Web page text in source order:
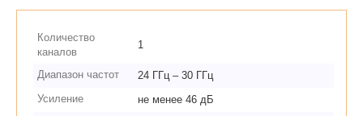
Количество
каналов
1
Диапазон частот
24 ГГц – 30 ГГц
Усиление
не менее 46 дБ